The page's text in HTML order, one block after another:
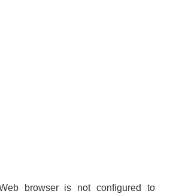
browser is not configured to